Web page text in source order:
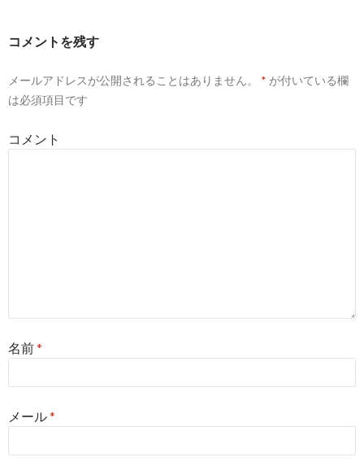
ゲ
シ
ン
コメントを残す
メールアドレスが公開されることはありません。 * が付いている欄
は必須項目です
コメント
名前*
メール*